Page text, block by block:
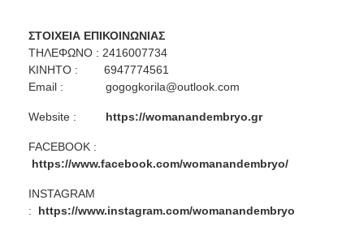
ΣΤΟΙΧΕΙΑ ΕΠΙΚΟΙΝΩΝΙΑΣ
ΤΗΛΕΦΩΝΟ : 2416007734
ΚΙΝΗΤΟ : 6947774561
Email : gogogkorila@outlook.com
Website : https://womanandembryo.gr
FACEBOOK :
https://www.facebook.com/womanandembryo/
INSTAGRAM
: https://www.instagram.com/womanandembryo